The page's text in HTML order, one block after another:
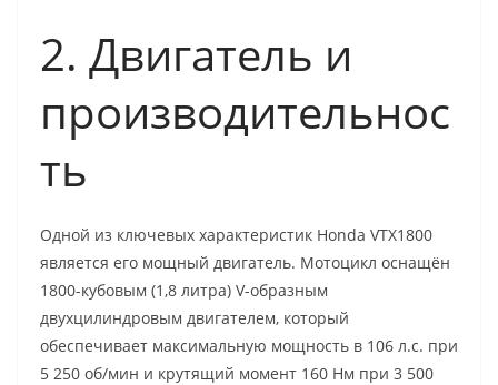
2. Двигатель и
производительнос
ть
Одной из ключевых характеристик Honda VTX1800
является его мощный двигатель. Мотоцикл оснащён
1800-кубовым (1,8 литра) V-образным
двухцилиндровым двигателем, который
обеспечивает максимальную мощность в 106 л.с. при
5 250 об/мин и крутящий момент 160 Нм при 3 500